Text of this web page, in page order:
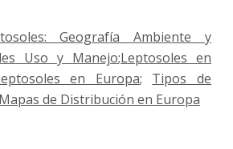
Geografía Ambiente y
Uso y Manejo;Leptosoles en
en Europa; Tipos de
de Distribución en Europa